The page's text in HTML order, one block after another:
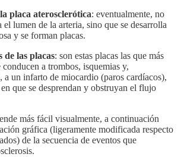
placa aterosclerótica: eventualmente, no
el lumen de la arteria, sino que se desarrolla
y se forman placas.
de las placas: son estas placas las que más
conducen a trombos, isquemias y,
a un infarto de miocardio (paros cardíacos),
que se desprendan y obstruyan el flujo
más fácil visualmente, a continuación
gráfica (ligeramente modificada respecto
de la secuencia de eventos que